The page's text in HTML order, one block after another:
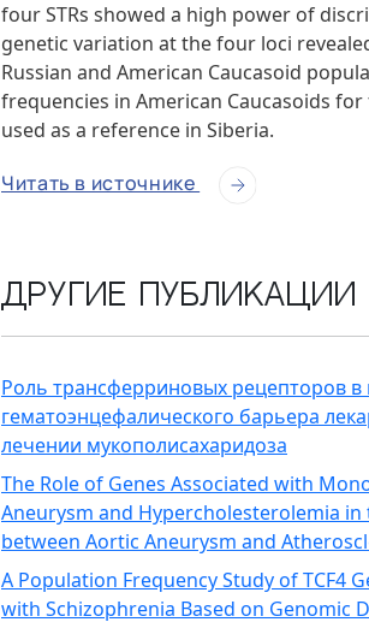
four STRs showed a high power of
genetic variation at the four loci
Russian and American Caucasoid
frequencies in American Caucasoids
used as a reference in Siberia.
Читать в источнике
Другие публикации
Роль трансферриновых рецепторов
гематоэнцефалического барьера
лечении мукополисахаридоза
The Role of Genes Associated with
Aneurysm and Hypercholesterolemia
between Aortic Aneurysm and
A Population Frequency Study of TCF4
with Schizophrenia Based on Genomic